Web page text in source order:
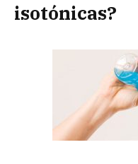
isotónicas?